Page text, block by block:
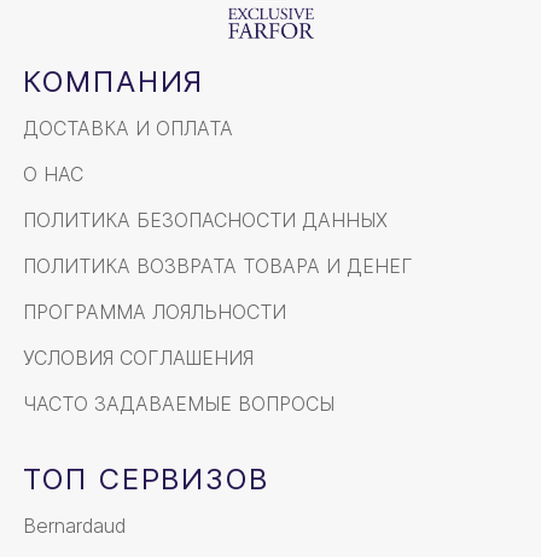
КОМПАНИЯ
ДОСТАВКА И ОПЛАТА
О НАС
ПОЛИТИКА БЕЗОПАСНОСТИ ДАННЫХ
ПОЛИТИКА ВОЗВРАТА ТОВАРА И ДЕНЕГ
ПРОГРАММА ЛОЯЛЬНОСТИ
УСЛОВИЯ СОГЛАШЕНИЯ
ЧАСТО ЗАДАВАЕМЫЕ ВОПРОСЫ
ТОП СЕРВИЗОВ
Bernardaud